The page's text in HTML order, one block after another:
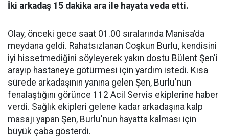
İki arkadaş 15 dakika ara ile hayata veda etti.
Olay, önceki gece saat 01.00 sıralarında Manisa’da
meydana geldi. Rahatsızlanan Coşkun Burlu, kendisini
iyi hissetmediğini söyleyerek yakın dostu Bülent Şen'i
arayıp hastaneye götürmesi için yardım istedi. Kısa
sürede arkadaşının yanına gelen Şen, Burlu'nun
fenalaştığını görünce 112 Acil Servis ekiplerine haber
verdi. Sağlık ekipleri gelene kadar arkadaşına kalp
masajı yapan Şen, Burlu'nun hayatta kalması için
büyük çaba gösterdi.